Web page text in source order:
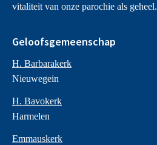
Vrijwilligerswerk
Kerkkoor Sint Caecilia
Missionaire kerk activiteiten
Betekenis Missionare kerk
Alpha cursus
Credo vieringen
vitaliteit van onze parochie als geheel.
Geloofsgemeenschap
H. Barbarakerk
Nieuwegein
H. Bavokerk
Harmelen
Emmauskerk